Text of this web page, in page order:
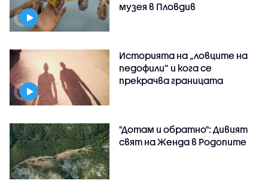
музея в Пловдив
Историята на „ловците на
педофили” и кога се
прекрачва границата
"Дотам и обратно": Дивият
свят на Женда в Родопите